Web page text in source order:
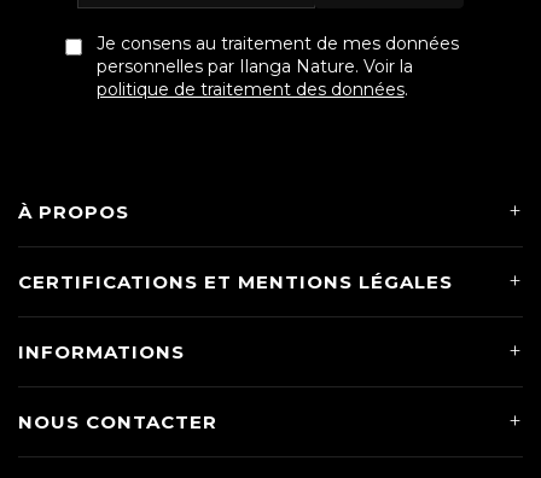
Je consens au traitement de mes données
personnelles par Ilanga Nature. Voir la
politique de traitement des données.
À PROPOS
CERTIFICATIONS ET MENTIONS LÉGALES
INFORMATIONS
NOUS CONTACTER